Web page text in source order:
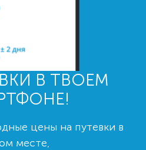
В ТВОЕМ
цены на путевки в
месте,